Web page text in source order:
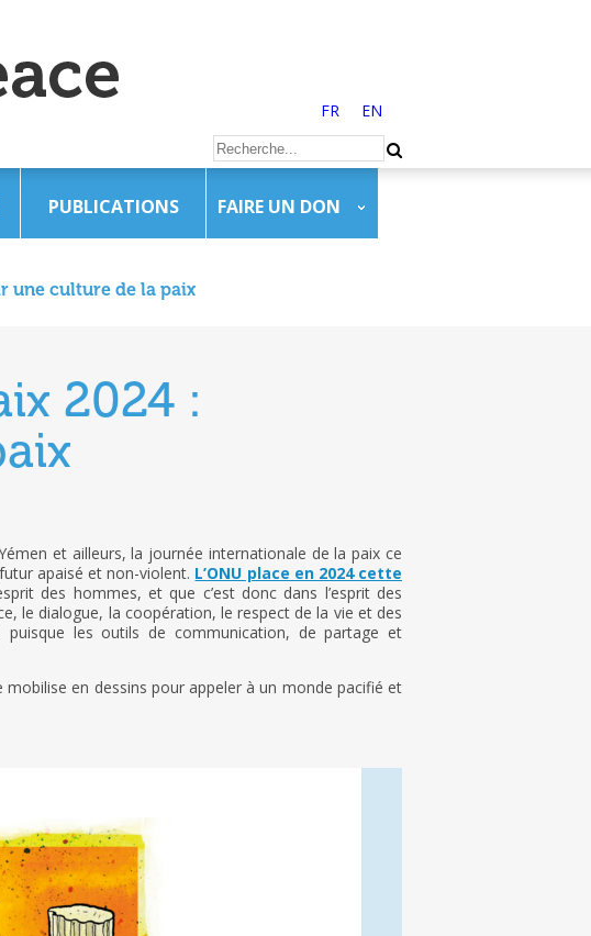
FR EN
PUBLICATIONS FAIRE UN DON
une culture de la paix
2024 :
et ailleurs, la journée internationale de la paix ce
apaisé et non-violent. L’ONU place en 2024 cette
des hommes, et que c’est donc dans l’esprit des
le dialogue, la coopération, le respect de la vie et des
les outils de communication, de partage et
en dessins pour appeler à un monde pacifié et